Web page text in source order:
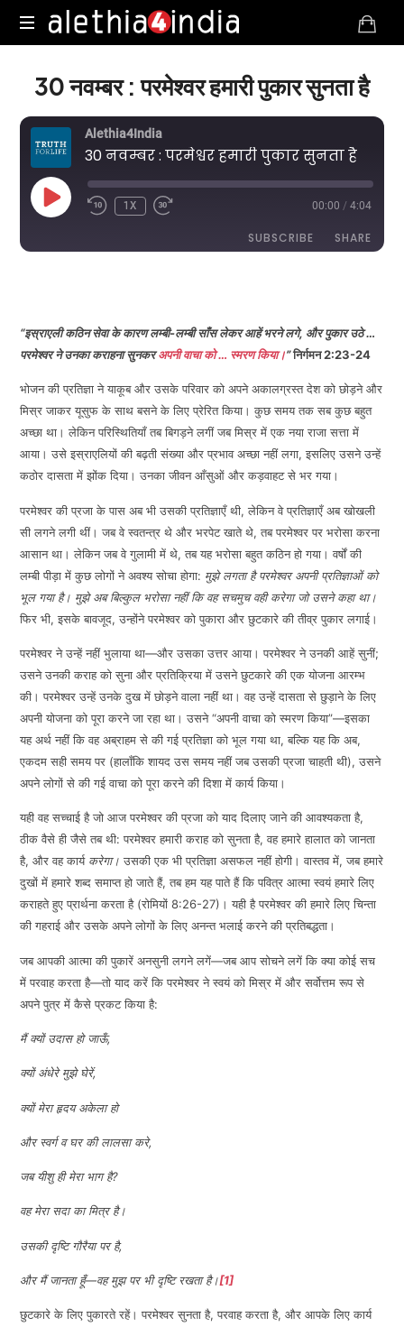
Alethia4India
30 नवम्बर : परमेश्वर हमारी पुकार सुनता है
Alethia4India
30 नवम्बर : परमेश्वर हमारी पुकार सुनता है
PLAY
EPISODE 1X 00:00 / 4:04
SUBSCRIBE SHARE
LINK
EMBED
“इस्राएली कठिन सेवा के कारण लम्बी-लम्बी साँस लेकर आहें भरने लगे, और पुकार उठे …
परमेश्‍वर ने उनका कराहना सुनकरअपनी वाचा को … स्मरण किया।”निर्गमन 2:23-24
भोजन की प्रतिज्ञा ने याकूब और उसके परिवार को अपने अकालग्रस्त देश को छोड़ने और
मिस्र जाकर यूसुफ के साथ बसने के लिए प्रेरित किया। कुछ समय तक सब कुछ बहुत
अच्छा था। लेकिन परिस्थितियाँ तब बिगड़ने लगीं जब मिस्र में एक नया राजा सत्ता में
आया। उसे इस्राएलियों की बढ़ती संख्या और प्रभाव अच्छा नहीं लगा, इसलिए उसने उन्हें
कठोर दासता में झोंक दिया। उनका जीवन आँसुओं और कड़वाहट से भर गया।
परमेश्वर की प्रजा के पास अब भी उसकी प्रतिज्ञाएँ थी, लेकिन वे प्रतिज्ञाएँ अब खोखली
सी लगने लगी थीं। जब वे स्वतन्त्र थे और भरपेट खाते थे, तब परमेश्वर पर भरोसा करना
आसान था। लेकिन जब वे गुलामी में थे, तब यह भरोसा बहुत कठिन हो गया। वर्षों की
लम्बी पीड़ा में कुछ लोगों ने अवश्य सोचा होगा: मुझे लगता है परमेश्वर अपनी प्रतिज्ञाओं को
भूल गया है। मुझे अब बिल्कुल भरोसा नहीं कि वह सचमुच वही करेगा जो उसने कहा था।
फिर भी, इसके बावजूद, उन्होंने परमेश्वर को पुकारा और छुटकारे की तीव्र पुकार लगाई।
परमेश्वर ने उन्हें नहीं भुलाया था—और उसका उत्तर आया। परमेश्वर ने उनकी आहें सुनीं;
उसने उनकी कराह को सुना और प्रतिक्रिया में उसने छुटकारे की एक योजना आरम्भ
की। परमेश्वर उन्हें उनके दुख में छोड़ने वाला नहीं था। वह उन्हें दासता से छुड़ाने के लिए
अपनी योजना को पूरा करने जा रहा था। उसने “अपनी वाचा को स्मरण किया”—इसका
यह अर्थ नहीं कि वह अब्राहम से की गई प्रतिज्ञा को भूल गया था, बल्कि यह कि अब,
एकदम सही समय पर (हालाँकि शायद उस समय नहीं जब उसकी प्रजा चाहती थी), उसने
अपने लोगों से की गई वाचा को पूरा करने की दिशा में कार्य किया।
यही वह सच्चाई है जो आज परमेश्वर की प्रजा को याद दिलाए जाने की आवश्यकता है,
ठीक वैसे ही जैसे तब थी: परमेश्वर हमारी कराह को सुनता है, वह हमारे हालात को जानता
है, और वह कार्य करेगा। उसकी एक भी प्रतिज्ञा असफल नहीं होगी। वास्तव में, जब हमारे
दुखों में हमारे शब्द समाप्त हो जाते हैं, तब हम यह पाते हैं कि पवित्र आत्मा स्वयं हमारे लिए
कराहते हुए प्रार्थना करता है (रोमियों 8:26-27)। यही है परमेश्वर की हमारे लिए चिन्ता
की गहराई और उसके अपने लोगों के लिए अनन्त भलाई करने की प्रतिबद्धता।
जब आपकी आत्मा की पुकारें अनसुनी लगने लगें—जब आप सोचने लगें कि क्या कोई सच
में परवाह करता है—तो याद करें कि परमेश्वर ने स्वयं को मिस्र में और सर्वोत्तम रूप से
अपने पुत्र में कैसे प्रकट किया है:
मैं क्यों उदास हो जाऊँ,
क्यों अंधेरे मुझे घेरें,
क्यों मेरा हृदय अकेला हो
और स्वर्ग व घर की लालसा करे,
जब यीशु ही मेरा भाग है?
वह मेरा सदा का मित्र है।
उसकी दृष्टि गौरैया पर है,
और मैं जानता हूँ—वह मुझ पर भी दृष्टि रखता है।[1]
छुटकारे के लिए पुकारते रहें। परमेश्वर सुनता है, परवाह करता है, और आपके लिए कार्य